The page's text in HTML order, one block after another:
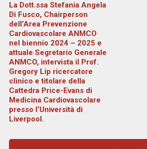
La Dott.ssa Stefania Angela
Di Fusco, Chairperson
dell’Area Prevenzione
Cardiovascolare ANMCO
nel biennio 2024 – 2025 e
attuale Segretario Generale
ANMCO, intervista il Prof.
Gregory Lip ricercatore
clinico e titolare della
Cattedra Price-Evans di
Medicina Cardiovascolare
presso l’Università di
Liverpool.